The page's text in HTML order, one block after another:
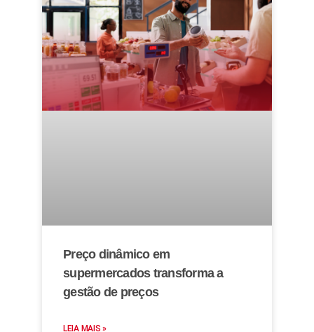
Preço dinâmico em
supermercados transforma a
gestão de preços
LEIA MAIS »